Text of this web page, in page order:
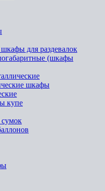
для раздевалок
(шкафы
шкафы
купе